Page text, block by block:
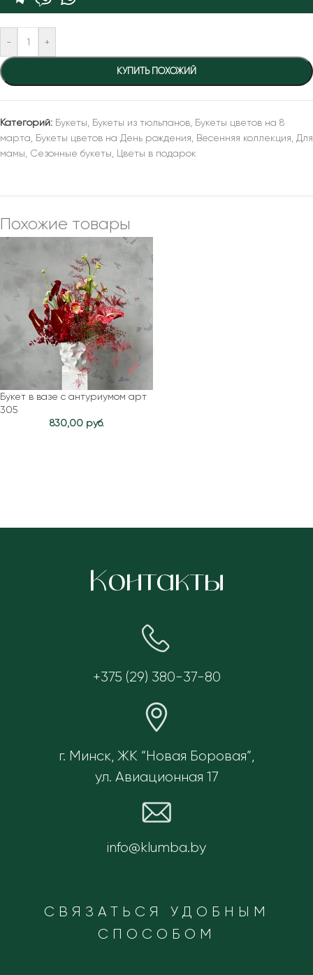
- +
КУПИТЬ ПОХОЖИЙ
Категорий: Букеты Букеты из тюльпанов Букеты цветов на 8
марта Букеты цветов на День рождения Весенняя коллекция Для
мамы Сезонные букеты Цветы в подарок
Похожие товары
Букет в вазе с антуриумом арт
305
830,00 руб.
Контакты
+375 (29) 380-37-80
г. Минск, ЖК “Новая Боровая”,
ул. Авиационная 17
info@klumba.by
СВЯЗАТЬСЯ УДОБНЫМ
СПОСОБОМ